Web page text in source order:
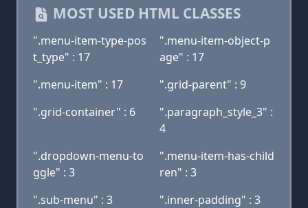
MOST USED HTML CLASSES
".menu-item-type-pos
t_type" : 17
".menu-item-object-p
age" : 17
".menu-item" : 17
".grid-parent" : 9
".grid-container" : 6
".paragraph_style_3" :
4
".dropdown-menu-to
ggle" : 3
".menu-item-has-child
ren" : 3
".sub-menu" : 3
".inner-padding" : 3